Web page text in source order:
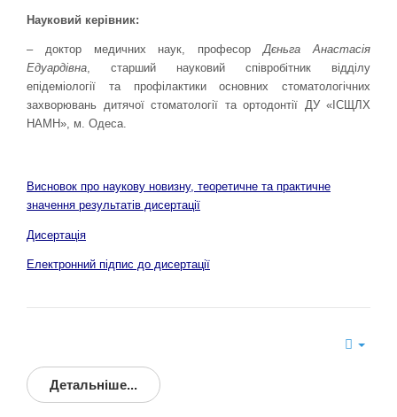
Науковий керівник:
– доктор медичних наук, професорДєньга Анастасія
Едуардівна, старший науковий співробітник відділу
епідеміології та профілактики основних стоматологічних
захворювань дитячої стоматології та ортодонтії ДУ «ІСЩЛХ
НАМН», м. Одеса.
Висновок про наукову новизну, теоретичне та практичне
значення результатів дисертації
Дисертація
Електронний підпис до дисертації
Детальніше...